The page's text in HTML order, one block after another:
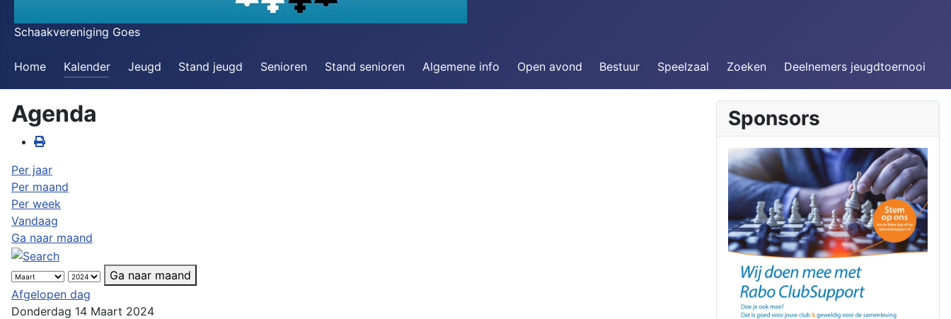
Schaakvereniging Goes
Home Kalender Jeugd Stand jeugd Senioren Stand senioren Algemene info Open avond Bestuur Speelzaal Zoeken Deelnemers jeugdtoernooi
Agenda
Per jaar
Per maand
Per week
Vandaag
Ga naar maand
Ga naar maand
Afgelopen dag
Donderdag 14 Maart 2024
Sponsors